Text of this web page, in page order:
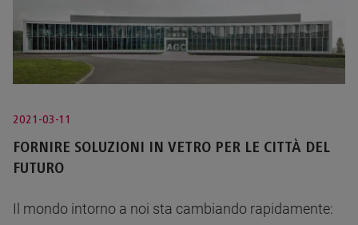
2021-03-11
FORNIRE SOLUZIONI IN VETRO PER LE CITTÀ DEL
FUTURO
Il mondo intorno a noi sta cambiando rapidamente: